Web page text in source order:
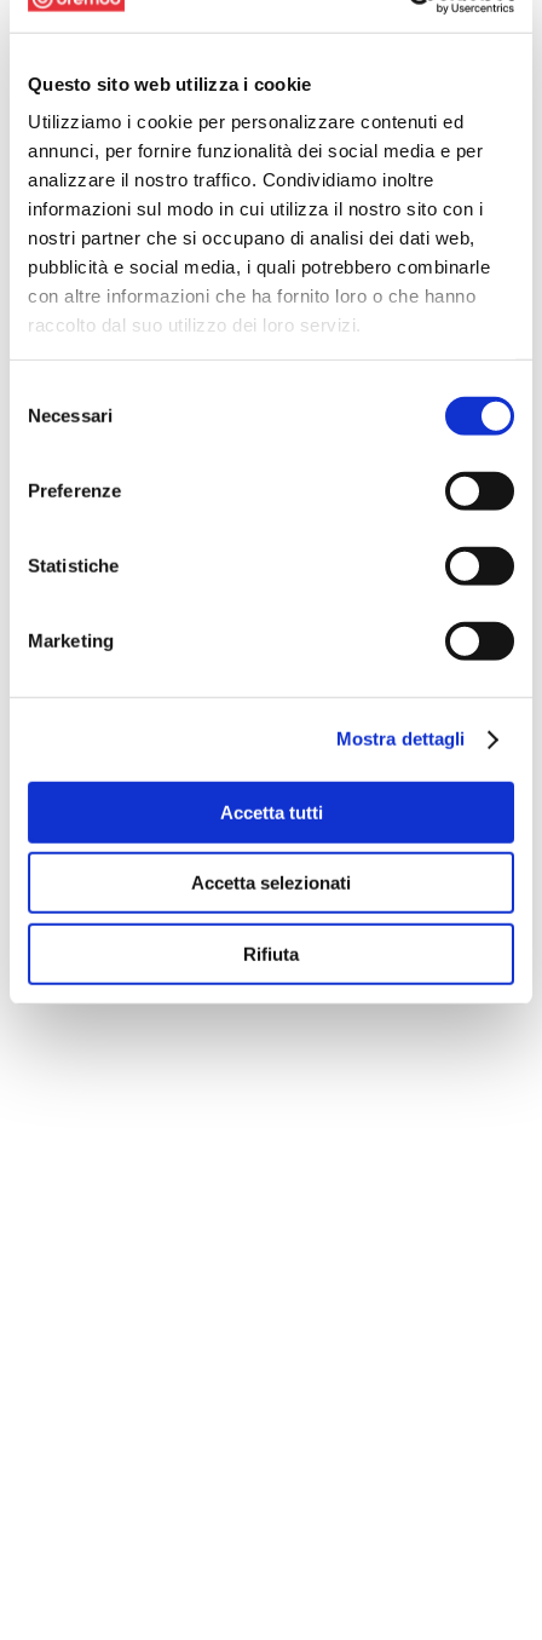
Questo sito web utilizza i cookie
Utilizziamo i cookie per personalizzare contenuti ed
annunci, per fornire funzionalità dei social media e per
analizzare il nostro traffico. Condividiamo inoltre
informazioni sul modo in cui utilizza il nostro sito con i
nostri partner che si occupano di analisi dei dati web,
pubblicità e social media, i quali potrebbero combinarle
con altre informazioni che ha fornito loro o che hanno
raccolto dal suo utilizzo dei loro servizi.
delNecessari
Preferenze
Statistiche
Marketing
Mostra dettagli
Accetta tutti
Accetta selezionati
Rifiuta